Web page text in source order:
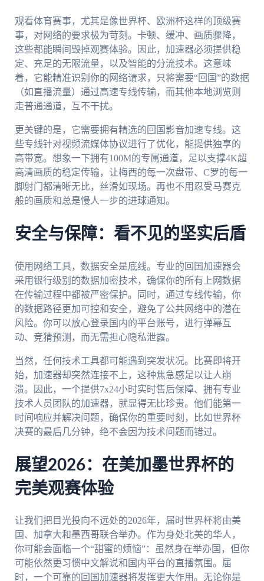
观看体育赛事，尤其是像世界杯、欧洲杯这样的顶级赛
事，对网络的要求极为苛刻。卡顿、缓冲、画质骤降，
这些都能瞬间毁掉观赛体验。因此，加速器必须提供稳
定、充足的无限流量，以及智能的分流技术。这意味
着，它能精准识别你的网络请求，只将需要“回国”的数据
（如直播流量）通过高速专线传输，而其他本地浏览则
走普通通道，互不干扰。
更关键的是，它需要拥有精选的回国影音加速专线。这
些专线针对视频流媒体协议进行了优化，能提供独享的
高带宽。想象一下拥有100M的专属通道，足以支撑4K超
高清画质的稳定传输，让梅西的每一次盘带、C罗的每一
脚射门都清晰无比，丝滑如现场。再也不用忍受马赛克
般的画质和总是慢人一步的进球通知。
安全与保障：看不见的坚实后盾
使用网络工具，数据安全是底线。专业的回国加速器会
采用银行级别的数据加密技术，确保你的所有上网数据
在传输过程中都被严密保护。同时，通过专线传输，你
的数据路径更加可控和安全，避免了公共网络中的潜在
风险。你可以放心登录国内的平台账号，进行弹幕互
动、竞猜预测，而无需担心隐私泄露。
当然，任何技术工具都可能遇到突发状况。比赛即将开
始，加速器却突然连接不上，这种焦急感足以让人崩
溃。因此，一个提供7x24小时实时售后保障、拥有专业
技术人员团队的加速器，就显得无比珍贵。他们能第一
时间响应并解决问题，确保你的重要时刻，比如世界杯
决赛的最后几分钟，绝不会因为技术问题而错过。
展望2026：在美加墨世界杯的
完美观赛体验
让我们把目光投向不远处的2026年，届时世界杯将由美
国、加拿大和墨西哥联合举办。作为身处北美的华人，
你可能会面临一个“甜蜜的烦恼”：虽然身在举办国，但你
可能依然更习惯中文解说和国内平台的直播氛围。届
时，一个可靠的回国加速器将发挥更大作用。无论你是